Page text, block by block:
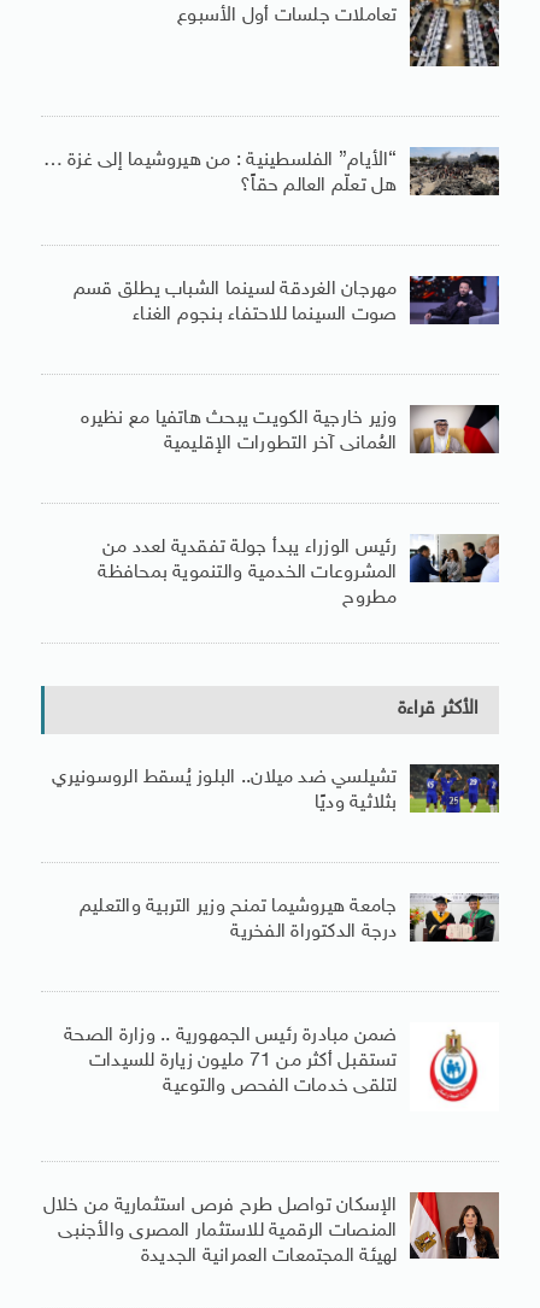
تعاملات جلسات أول الأسبوع
“الأيام” الفلسطينية : من هيروشيما إلى غزة …
هل تعلّم العالم حقاً؟
مهرجان الغردقة لسينما الشباب يطلق قسم
صوت السينما للاحتفاء بنجوم الغناء
وزير خارجية الكويت يبحث هاتفيا مع نظيره
العُمانى آخر التطورات الإقليمية
رئيس الوزراء يبدأ جولة تفقدية لعدد من
المشروعات الخدمية والتنموية بمحافظة
مطروح
الأكثر قراءة
تشيلسي ضد ميلان.. البلوز يُسقط الروسونيري
بثلاثية وديًا
جامعة هيروشيما تمنح وزير التربية والتعليم
درجة الدكتوراة الفخرية
ضمن مبادرة رئيس الجمهورية .. وزارة الصحة
تستقبل أكثر من 71 مليون زيارة للسيدات
لتلقى خدمات الفحص والتوعية
الإسكان تواصل طرح فرص استثمارية من خلال
المنصات الرقمية للاستثمار المصرى والأجنبى
لهيئة المجتمعات العمرانية الجديدة